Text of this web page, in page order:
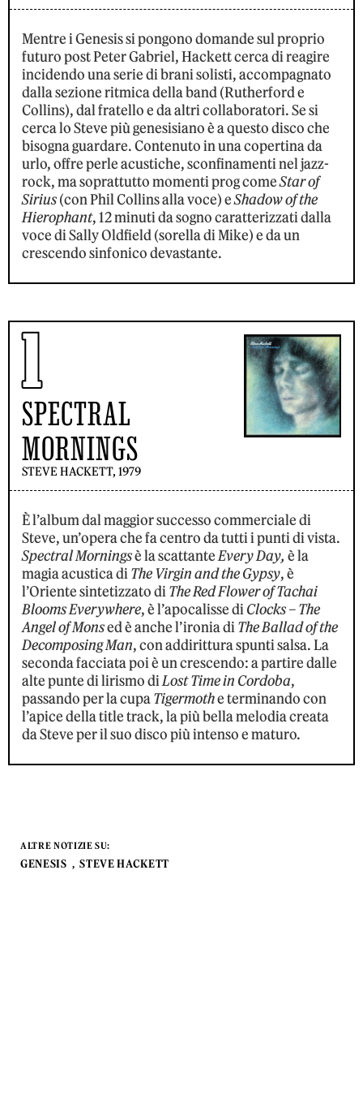
Mentre i Genesis si pongono domande sul proprio
futuro post Peter Gabriel, Hackett cerca di reagire
incidendo una serie di brani solisti, accompagnato
dalla sezione ritmica della band (Rutherford e
Collins), dal fratello e da altri collaboratori. Se si
cerca lo Steve più genesisiano è a questo disco che
bisogna guardare. Contenuto in una copertina da
urlo, offre perle acustiche, sconfinamenti nel jazz-
rock, ma soprattutto momenti prog comeStar of
Sirius(con Phil Collins alla voce) eShadow of the
Hierophant, 12 minuti da sogno caratterizzati dalla
voce di Sally Oldfield (sorella di Mike) e da un
crescendo sinfonico devastante.
1
SPECTRAL
MORNINGS
STEVE HACKETT, 1979
È l’album dal maggior successo commerciale di
Steve, un’opera che fa centro da tutti i punti di vista.
Spectral Morningsè la scattanteEvery Day, è la
magia acustica diThe Virgin and the Gypsy, è
l’Oriente sintetizzato diThe Red Flower of Tachai
Blooms Everywhere, è l’apocalisse diClocks – The
Angel of Monsed è anche l’ironia diThe Ballad of the
Decomposing Man, con addirittura spunti salsa. La
seconda facciata poi è un crescendo: a partire dalle
alte punte di lirismo diLost Time in Cordoba,
passando per la cupaTigermothe terminando con
l’apice della title track, la più bella melodia creata
da Steve per il suo disco più intenso e maturo.
ALTRE NOTIZIE SU:
GENESIS STEVE HACKETT